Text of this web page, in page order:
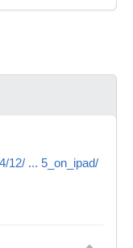
12/ ... 5_on_ipad/